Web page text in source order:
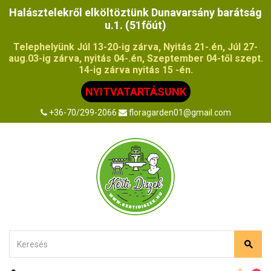
Halásztelekről elköltöztünk Dunavarsány barátság
u.1. (51főút)
Telephelyünk Júl 13-20-ig zárva, Nyitás 21-.én, Júl 27-
aug.03-ig zárva, nyitás 04-.én, Szeptember 04-től szept.
14-ig zárva nyitás 15 -én.
NYITVATARTÁSUNK
+36-70/299-2066 floragarden01@gmail.com